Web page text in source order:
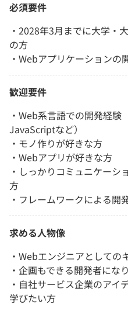
必須要件
・2028年3月までに大学・
の方
・Webアプリケーションの
歓迎要件
・Web系言語での開発経験
JavaScriptなど）
・モノ作りが好きな方
・Webアプリが好きな方
・しっかりコミュニケーシ
方
・フレームワークによる開
求める人物像
・Webエンジニアとして
・企画もできる開発者にな
・自社サービス企業のアイ
学びたい方